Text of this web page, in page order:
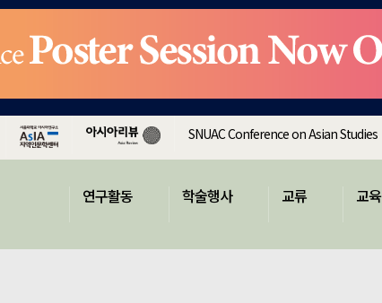
SNUAC Conference on Asian Studies
연구활동 학술행사 교류 교육